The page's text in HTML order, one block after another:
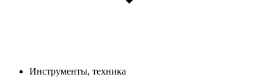
Инструменты, техника